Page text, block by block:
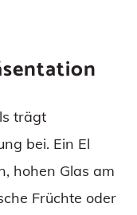
trägt
bei. Ein El
hohen Glas am
Früchte oder